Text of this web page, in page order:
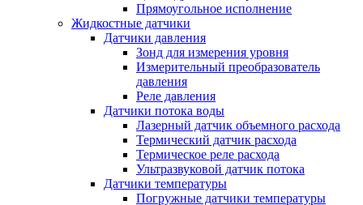
Прямоугольное исполнение
Жидкостные датчики
Датчики давления
Зонд для измерения уровня
Измерительный преобразователь
давления
Реле давления
Датчики потока воды
Лазерный датчик объемного расхода
Термический датчик расхода
Термическое реле расхода
Ультразвуковой датчик потока
Датчики температуры
Погружные датчики температуры